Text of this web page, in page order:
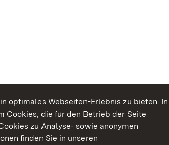
optimales Webseiten-Erlebnis zu bieten. In
Cookies, die für den Betrieb der Seite
zu Analyse- sowie anonymen
finden Sie in unseren